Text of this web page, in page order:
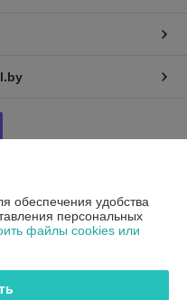
54А, офис 401
обеспечения удобства
персональных
файлы cookies или